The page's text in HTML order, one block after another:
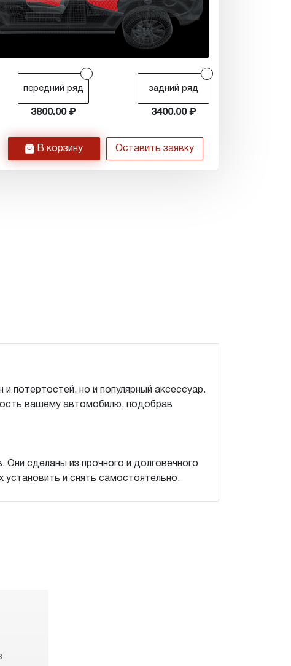
передний ряд
3800.00
задний ряд
3400.00
h В корзину Оставить заявку
потертостей, но и популярный аксессуар.
вашему автомобилю, подобрав
сделаны из прочного и долговечного
установить и снять самостоятельно.